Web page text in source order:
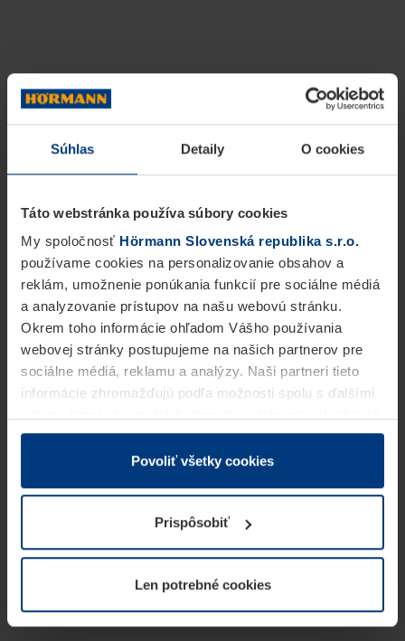
Súhlas Detaily O cookies
Táto webstránka používa súbory cookies
My spoločnosť Hörmann Slovenská republika s.r.o.
používame cookies na personalizovanie obsahov a
reklám, umožnenie ponúkania funkcií pre sociálne médiá
a analyzovanie prístupov na našu webovú stránku.
Okrem toho informácie ohľadom Vášho používania
webovej stránky postupujeme na našich partnerov pre
sociálne médiá, reklamu a analýzy. Naši partneri tieto
informácie zhromažďujú podľa možnosti spolu s ďalšími
v rámci Vášho využívania služieb.
Z právneho hľadiska môžeme cookies ukladať na Vašom
prevádzku tejto stránky. Pre všetky ostatné typy cookie
potrebujeme Vaše povolenie. Vaše povolenie môžete
kedykoľvek zmeniť alebo odvolať vo vysvetlení cookie
našej webovej stránky.
Povoliť všetky cookies
Prispôsobiť
Len potrebné cookies